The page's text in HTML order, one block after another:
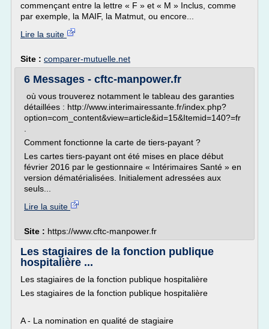
commençant entre la lettre « F » et « M » Inclus, comme
par exemple, la MAIF, la Matmut, ou encore...
Lire la suite
Site : comparer-mutuelle.net
6 Messages - cftc-manpower.fr
où vous trouverez notamment le tableau des garanties
détaillées : http://www.interimairessante.fr/index.php?
option=com_content&view=article&id=15&Itemid=140?=fr
Comment fonctionne la carte de tiers-payant ?
Les cartes tiers-payant ont été mises en place début
février 2016 par le gestionnaire « Intérimaires Santé » en
version dématérialisées. Initialement adressées aux
seuls...
Lire la suite
Site : https://www.cftc-manpower.fr
Les stagiaires de la fonction publique
hospitalière ...
Les stagiaires de la fonction publique hospitalière
Les stagiaires de la fonction publique hospitalière
A - La nomination en qualité de stagiaire